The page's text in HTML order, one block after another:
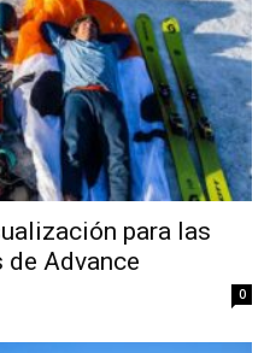
para las
de Advance
0